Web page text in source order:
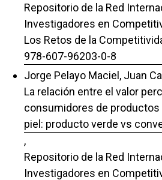
Repositorio de la Red
Investigadores en
Los Retos de la
978-607-96203-0-8
Jorge Pelayo Maciel, Juan
La relación entre el valor
consumidores de productos
piel: producto verde vs
,
Repositorio de la Red
Investigadores en